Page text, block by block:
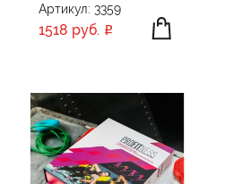
Kikkerland
Read&Ready
Stac
STINGER
TOPS
VICTORINOX
Артикул: 3359
1518 руб.